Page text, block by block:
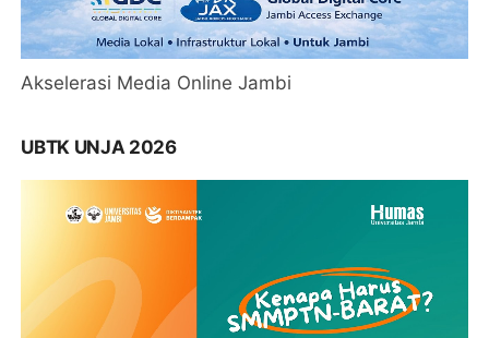
Akselerasi Media Online Jambi
UBTK UNJA 2026